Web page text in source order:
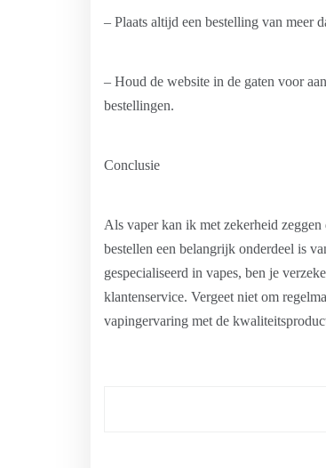
– Plaats altijd een bestelling van meer
– Houd de website in de gaten voor
bestellingen.
Conclusie
Als vaper kan ik met zekerheid
bestellen een belangrijk onderdeel is
gespecialiseerd in vapes, ben je
klantenservice. Vergeet niet om
vapingervaring met de